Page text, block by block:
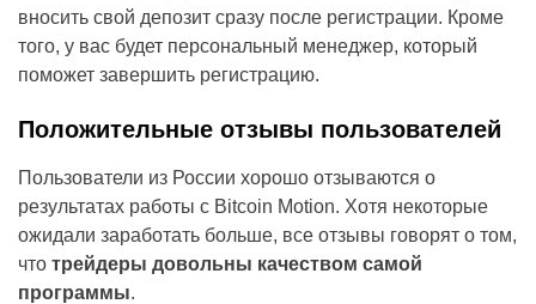
вносить свой депозит сразу после регистрации. Кроме
того, у вас будет персональный менеджер, который
поможет завершить регистрацию.
Положительные отзывы пользователей
Пользователи из России хорошо отзываются о
результатах работы с Bitcoin Motion. Хотя некоторые
ожидали заработать больше, все отзывы говорят о том,
что трейдеры довольны качеством самой
программы.